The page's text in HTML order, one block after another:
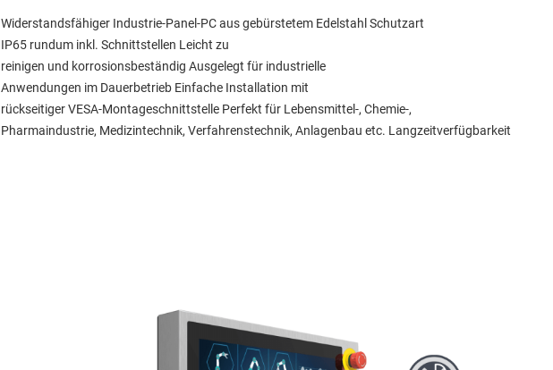
Widerstandsfähiger Industrie-Panel-PC aus gebürstetem Edelstahl Schutzart
IP65 rundum inkl. Schnittstellen Leicht zu
reinigen und korrosionsbeständig Ausgelegt für industrielle
Anwendungen im Dauerbetrieb Einfache Installation mit
rückseitiger VESA-Montageschnittstelle Perfekt für Lebensmittel-, Chemie-,
Pharmaindustrie, Medizintechnik, Verfahrenstechnik, Anlagenbau etc. Langzeitverfügbarkeit